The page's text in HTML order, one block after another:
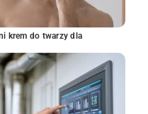
krem do twarzy dla